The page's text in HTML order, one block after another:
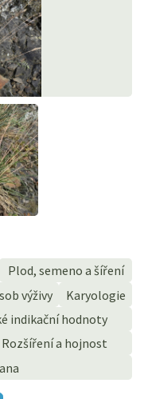
Plod, semeno a šíření
výživy
Karyologie
indikační hodnoty
Rozšíření a hojnost